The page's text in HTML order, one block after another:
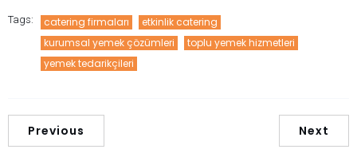
Tags: catering firmaları
etkinlik catering
kurumsal yemek çözümleri
toplu yemek hizmetleri
yemek tedarikçileri
Previous Next